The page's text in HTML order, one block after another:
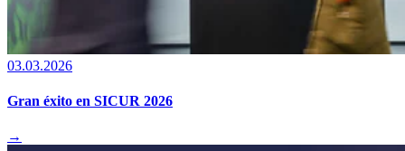
03.03.2026
Gran éxito en SICUR 2026
→